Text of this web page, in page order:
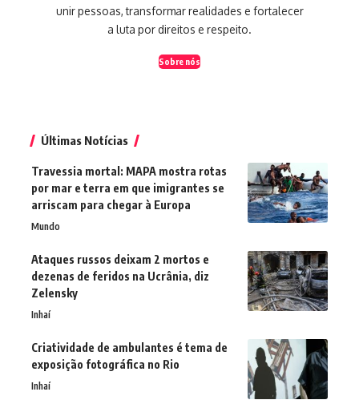
unir pessoas, transformar realidades e fortalecer
a luta por direitos e respeito.
Sobre nós
Últimas Notícias
Travessia mortal: MAPA mostra rotas
por mar e terra em que imigrantes se
arriscam para chegar à Europa
Mundo
Ataques russos deixam 2 mortos e
dezenas de feridos na Ucrânia, diz
Zelensky
Inhaí
Criatividade de ambulantes é tema de
exposição fotográfica no Rio
Inhaí